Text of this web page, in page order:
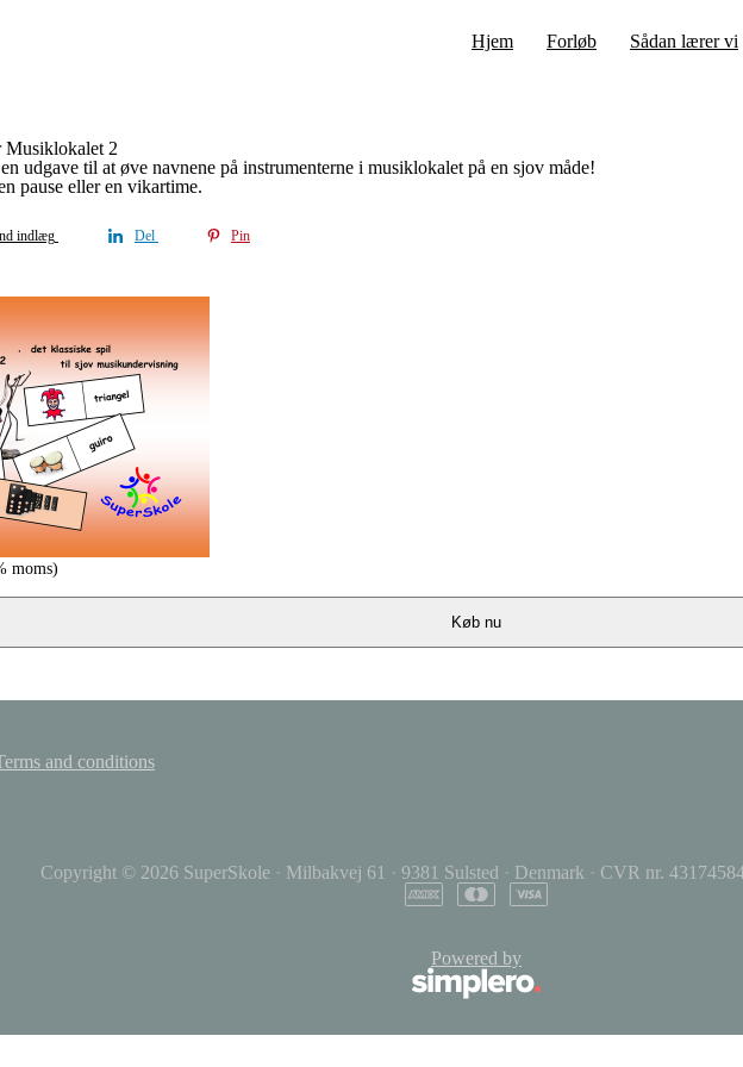
Hjem Forløb Sådan lærer vi
Musiklokalet 2
udgave til at øve navnene på instrumenterne i musiklokalet på en sjov måde!
pause eller en vikartime.
indlæg Del Pin
moms)
Køb nu
and conditions
Copyright © 2026 SuperSkole · Milbakvej 61 · 9381 Sulsted · Denmark · CVR nr.
Powered by